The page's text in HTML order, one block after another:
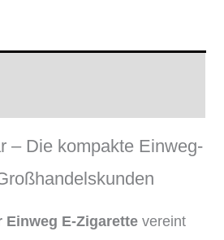
– Die kompakte Einweg-
Einweg E-Zigarette vereint